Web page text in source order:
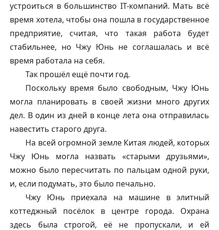
устроиться в большинство IT-компаний. Мать всё
время хотела, чтобы она пошла в государственное
предприятие, считая, что такая работа будет
стабильнее, но Чжу Юнь не соглашалась и всё
время работала на себя.
Так прошёл ещё почти год.
Поскольку время было свободным, Чжу Юнь
могла планировать в своей жизни много других
дел. В один из дней в конце лета она отправилась
навестить старого друга.
На всей огромной земле Китая людей, которых
Чжу Юнь могла назвать «старыми друзьями»,
можно было пересчитать по пальцам одной руки,
и, если подумать, это было печально.
Чжу Юнь приехала на машине в элитный
коттеджный посёлок в центре города. Охрана
здесь была строгой, её не пропускали, и ей